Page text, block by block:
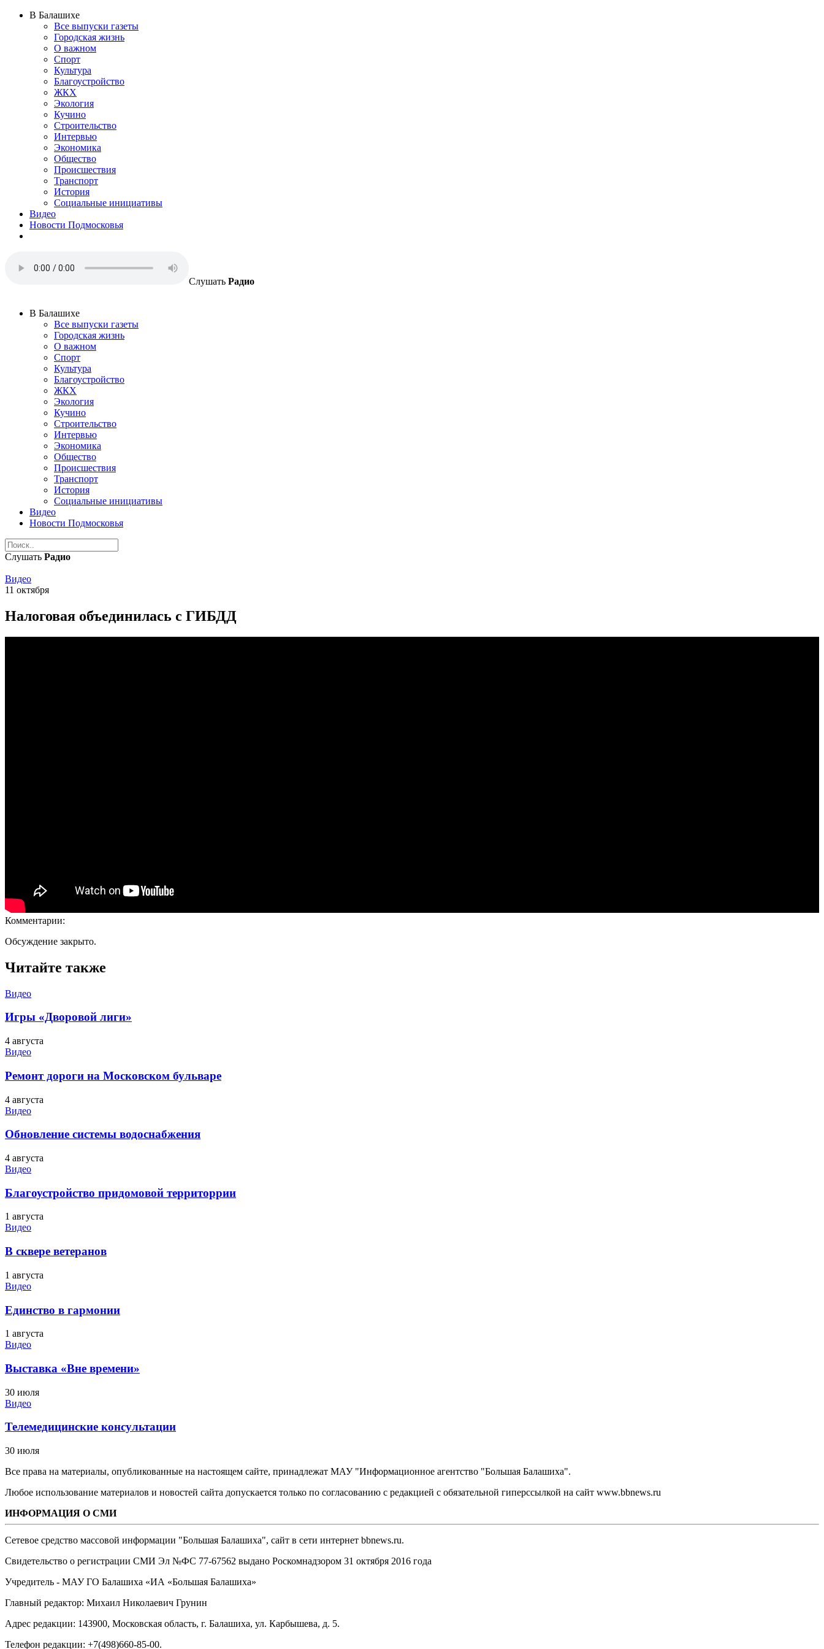
В Балашихе
Все выпуски газеты
Городская жизнь
О важном
Спорт
Культура
Благоустройство
ЖКХ
Экология
Кучино
Строительство
Интервью
Экономика
Общество
Происшествия
Транспорт
История
Социальные инициативы
Видео
Новости Подмосковья
Слушать Радио
В Балашихе
Все выпуски газеты
Городская жизнь
О важном
Спорт
Культура
Благоустройство
ЖКХ
Экология
Кучино
Строительство
Интервью
Экономика
Общество
Происшествия
Транспорт
История
Социальные инициативы
Видео
Новости Подмосковья
Слушать Радио
Видео
11 октября
Налоговая объединилась с ГИБДД
Комментарии:
Обсуждение закрыто.
Читайте также
Видео
Игры «Дворовой лиги»
4 августа
Видео
Ремонт дороги на Московском бульваре
4 августа
Видео
Обновление системы водоснабжения
4 августа
Видео
Благоустройство придомовой территоррии
1 августа
Видео
В сквере ветеранов
1 августа
Видео
Единство в гармонии
1 августа
Видео
Выставка «Вне времени»
30 июля
Видео
Телемедицинские консультации
30 июля
Все права на материалы, опубликованные на настоящем сайте, принадлежат МАУ "Информационное агентство "Большая Балашиха".
Любое использование материалов и новостей сайта допускается только по согласованию с редакцией с обязательной гиперссылкой на сайт www.bbnews.ru
ИНФОРМАЦИЯ О СМИ
Сетевое средство массовой информации "Большая Балашиха", сайт в сети интернет bbnews.ru.
Свидетельство о регистрации СМИ Эл №ФС ‎77-67562 выдано Роскомнадзором 31 октября 2016 года
Учредитель - МАУ ГО Балашиха «ИА «Большая Балашиха»
Главный редактор: Михаил Николаевич Грунин
Адрес редакции: 143900, Московская область, г. Балашиха, ул. Карбышева, д. 5.
Телефон редакции: +7(498)660-85-00.